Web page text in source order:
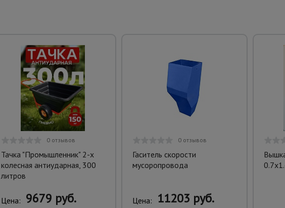
0 отзывов
Тачка "Промышленник" 2-х
колесная антиударная, 300
литров
Цена: 9679 руб.
0 отзывов
Гаситель скорости
мусоропровода
Цена: 11203 руб.